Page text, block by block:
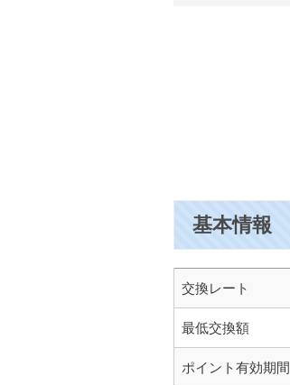
基本情報
交換レート
最低交換額
ポイント有効期間